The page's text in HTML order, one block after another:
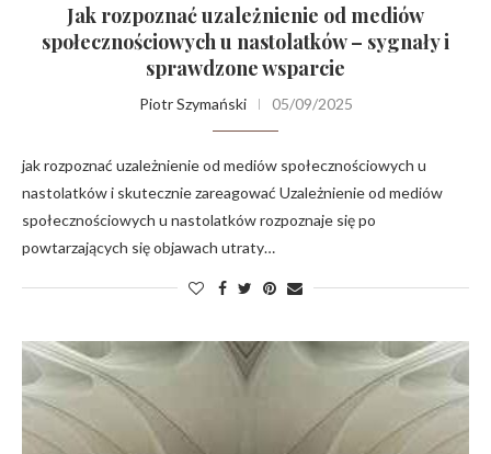
Jak rozpoznać uzależnienie od mediów
społecznościowych u nastolatków – sygnały i
sprawdzone wsparcie
Piotr Szymański 05/09/2025
jak rozpoznać uzależnienie od mediów społecznościowych u
nastolatków i skutecznie zareagować Uzależnienie od mediów
społecznościowych u nastolatków rozpoznaje się po
powtarzających się objawach utraty…